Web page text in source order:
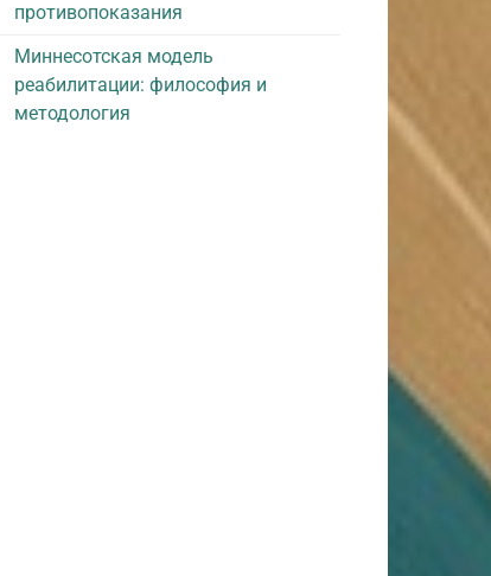
противопоказания
Миннесотская модель
реабилитации: философия и
методология